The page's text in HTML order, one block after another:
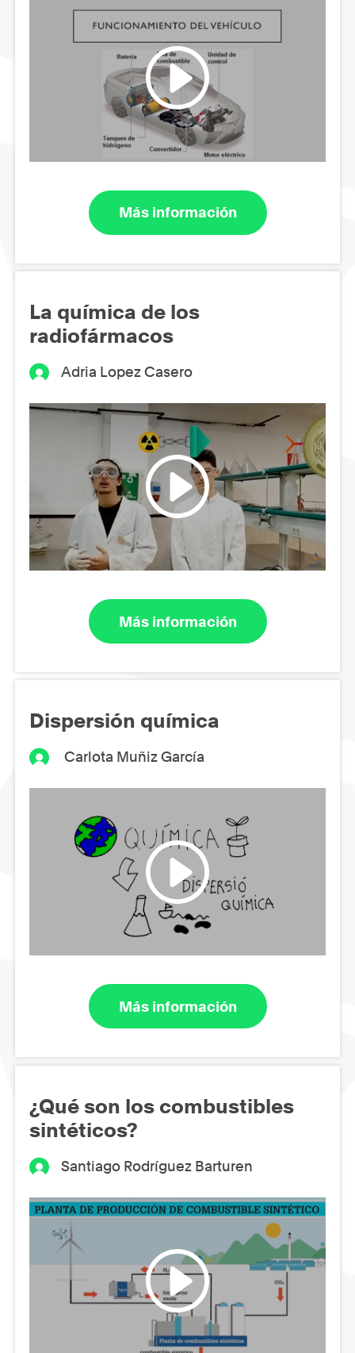
Más información
La química de los
radiofármacos
Adria Lopez Casero
Más información
Dispersión química
Carlota Muñiz García
Más información
¿Qué son los combustibles
sintéticos?
Santiago Rodríguez Barturen